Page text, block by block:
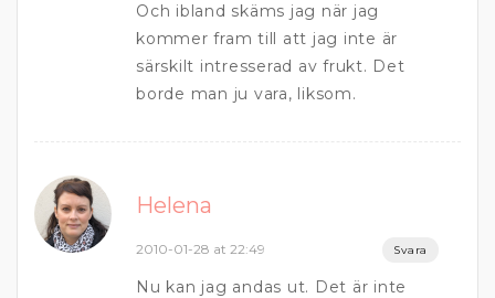
Och ibland skäms jag när jag
kommer fram till att jag inte är
särskilt intresserad av frukt. Det
borde man ju vara, liksom.
Helena
2010-01-28 at 22:49 Svara
Nu kan jag andas ut. Det är inte